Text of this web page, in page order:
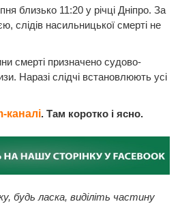
близько 11:20 у річці Дніпро. За
слідів насильницької смерті не
смерті призначено судово-
Наразі слідчі встановлюють усі
каналі. Там коротко і ясно.
будь ласка, виділіть частину